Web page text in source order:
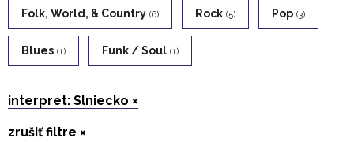
Folk, World, & Country (6) Rock (5) Pop (3)
Blues (1) Funk / Soul (1)
interpret: Slniecko ×
zrušiť filtre ×